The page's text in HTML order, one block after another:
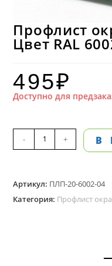
Профлист
Цвет RAL
495₽
Доступно для
Количество
товара
окрашенный
С-20.
- + В
Артикул: ПЛП-20-6002-04
Категория: Профлист